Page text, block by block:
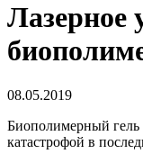
Лазерное
08.05.2019
Биополимерный гель
катастрофой в